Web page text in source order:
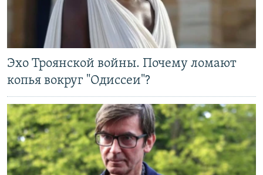
Эхо Троянской войны. Почему ломают
копья вокруг "Одиссеи"?